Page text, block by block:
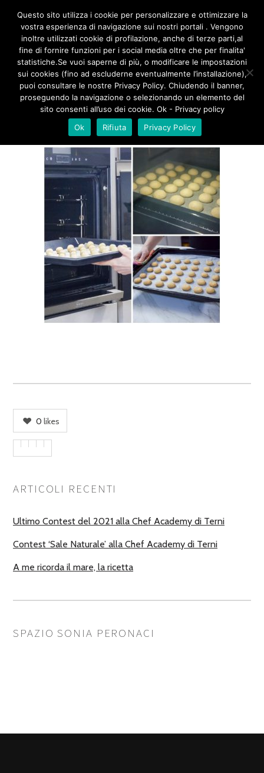
BACI DI DAMA 3
0 likes
ARTICOLI RECENTI
Ultimo Contest del 2021 alla Chef Academy di Terni
Contest ‘Sale Naturale’ alla Chef Academy di Terni
A me ricorda il mare, la ricetta
SPAZIO SONIA PERONACI
Questo sito utilizza i cookie per personalizzare e ottimizzare la
vostra esperienza di navigazione sui nostri portali . Vengono
inoltre utilizzati cookie di profilazione, anche di terze parti,al
fine di fornire funzioni per i social media oltre che per finalita'
statistiche.Se vuoi saperne di più, o modificare le impostazioni
sui cookies (fino ad escluderne eventualmente l’installazione),
puoi consultare le nostre Privacy Policy. Chiudendo il banner,
proseguendo la navigazione o selezionando un elemento del
sito consenti all’uso dei cookie. Ok - Privacy policy
Ok
Rifiuta Privacy Policy